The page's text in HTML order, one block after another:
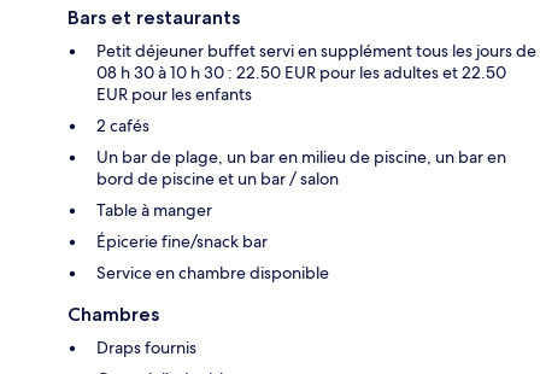
Bars et restaurants
Petit déjeuner buffet servi en supplément tous les jours de
08 h 30 à 10 h 30 : 22.50 EUR pour les adultes et 22.50
EUR pour les enfants
2 cafés
Un bar de plage, un bar en milieu de piscine, un bar en
bord de piscine et un bar / salon
Table à manger
Épicerie fine/snack bar
Service en chambre disponible
Chambres
Draps fournis